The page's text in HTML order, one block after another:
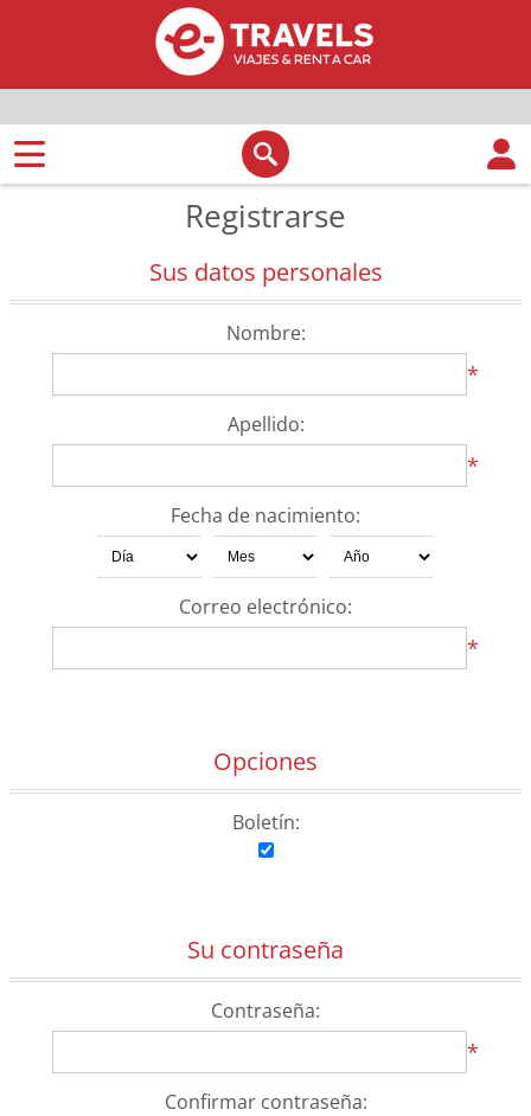
Registrarse
Sus datos personales
Nombre:
*
Apellido:
*
Fecha de nacimiento:
Correo electrónico:
*
Opciones
Boletín:
Su contraseña
Contraseña:
*
Confirmar contraseña: